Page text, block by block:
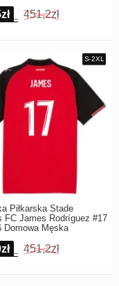
451,2zł
Piłkarska Stade
FC James Rodríguez #17
Domowa Męska
451,2zł